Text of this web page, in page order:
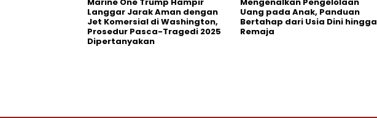
Langgar Jarak Aman dengan
Jet Komersial di Washington,
Prosedur Pasca-Tragedi 2025
Dipertanyakan
Uang pada Anak, Panduan
Bertahap dari Usia Dini hingga
Remaja